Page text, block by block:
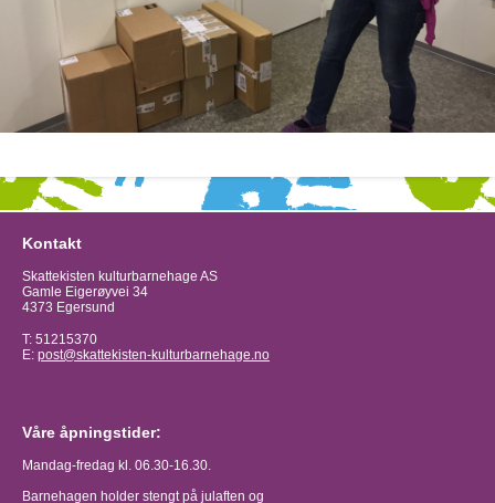
Kontakt
Skattekisten kulturbarnehage AS
Gamle Eigerøyvei 34
4373 Egersund
T: 51215370
E: post@skattekisten-kulturbarnehage.no
Våre åpningstider:
Mandag-fredag kl. 06.30-16.30.
Barnehagen holder stengt på julaften og